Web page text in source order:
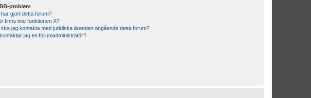
problem
har gjort detta forum?
finns inte funktionen X?
ska jag kontakta med juridiska ärenden angående detta forum?
jag en forumadministratör?